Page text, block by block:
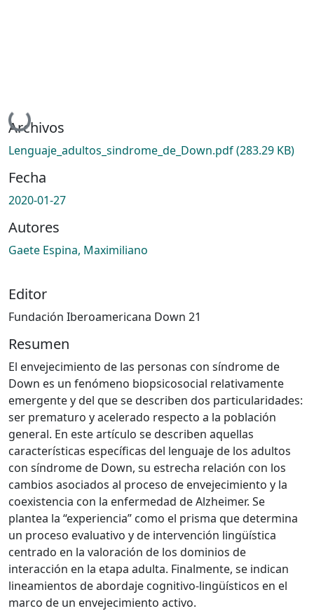
Cargando...
Archivos
Lenguaje_adultos_sindrome_de_Down.pdf(283.29 KB)
Fecha
2020-01-27
Autores
Gaete Espina, Maximiliano
Editor
Fundación Iberoamericana Down 21
Resumen
El envejecimiento de las personas con síndrome de
Down es un fenómeno biopsicosocial relativamente
emergente y del que se describen dos particularidades:
ser prematuro y acelerado respecto a la población
general. En este artículo se describen aquellas
características específicas del lenguaje de los adultos
con síndrome de Down, su estrecha relación con los
cambios asociados al proceso de envejecimiento y la
coexistencia con la enfermedad de Alzheimer. Se
plantea la “experiencia” como el prisma que determina
un proceso evaluativo y de intervención lingüística
centrado en la valoración de los dominios de
interacción en la etapa adulta. Finalmente, se indican
lineamientos de abordaje cognitivo-lingüísticos en el
marco de un envejecimiento activo.